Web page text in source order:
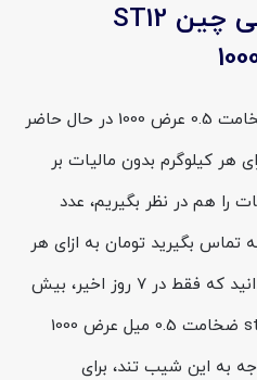
قیمت روز ورق روغنی چین ST12
قیمت ورق روغنی چین st12 ضخامت 0.5 عرض 1000 در حال حاضر
هر کیلوگرم بدون مالیات بر
است. اگر ۱۰٪ مالیات را هم در نظر بگیریم، عدد
تماس بگیرید تومان به ازای هر
کیلوگرم می‌رسد. جالب است بدانید که فقط در ۷ روز اخیر، بیش
از در قیمت ورق روغنی چین st12 ضخامت 0.5 میل عرض 1000
به این شیب تند، برای